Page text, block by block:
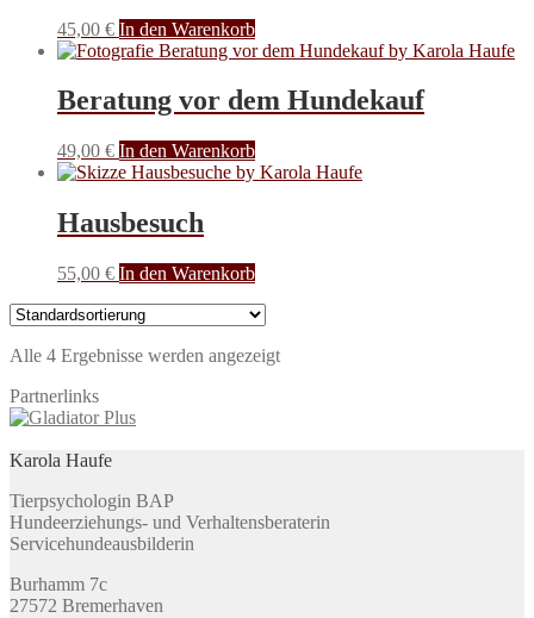
45,00 € In den Warenkorb
Beratung vor dem Hundekauf
49,00 € In den Warenkorb
Hausbesuch
55,00 € In den Warenkorb
Alle 4 Ergebnisse werden angezeigt
Partnerlinks
Karola Haufe
Tierpsychologin BAP
Hundeerziehungs- und Verhaltensberaterin
Servicehundeausbilderin
Burhamm 7c
27572 Bremerhaven